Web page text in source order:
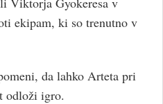
ekipam, ki so trenutno v
da lahko Arteta pri
odloži igro.